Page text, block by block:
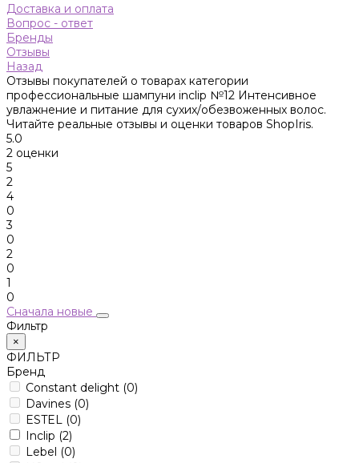
Доставка и оплата
Вопрос - ответ
Бренды
Отзывы
Назад
Отзывы покупателей о товарах категории
профессиональные шампуни inclip №12 Интенсивное
увлажнение и питание для сухих/обезвоженных волос.
Читайте реальные отзывы и оценки товаров ShopIris.
5.0
2 оценки
5
2
4
0
3
0
2
0
1
0
Сначала новые
Фильтр
×
ФИЛЬТР
Бренд
Constant delight (0)
Davines (0)
ESTEL
(0)
Inclip (2)
Lebel (0)